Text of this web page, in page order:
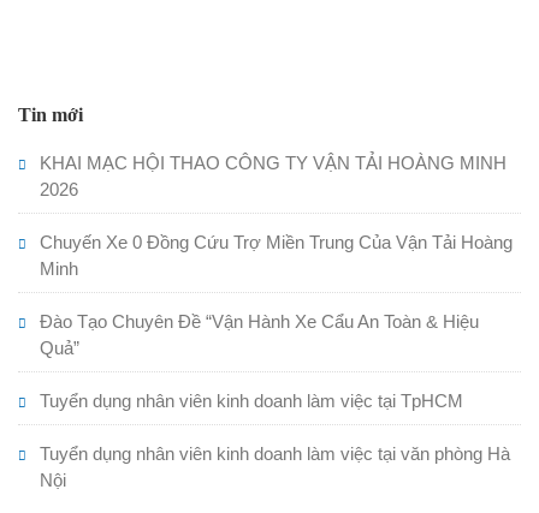
Tin mới
KHAI MẠC HỘI THAO CÔNG TY VẬN TẢI HOÀNG MINH
2026
Chuyến Xe 0 Đồng Cứu Trợ Miền Trung Của Vận Tải Hoàng
Minh
Đào Tạo Chuyên Đề “Vận Hành Xe Cẩu An Toàn & Hiệu
Quả”
Tuyển dụng nhân viên kinh doanh làm việc tại TpHCM
Tuyển dụng nhân viên kinh doanh làm việc tại văn phòng Hà
Nội